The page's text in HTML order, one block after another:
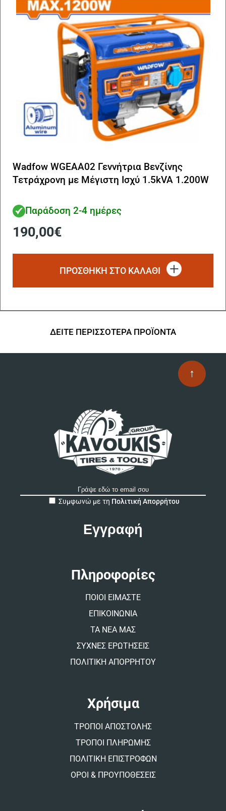
Wadfow WGEAA02 Γεννήτρια Βενζίνης
Τετράχρονη με Μέγιστη Ισχύ 1.5kVA 1.200W
Παράδοση 2-4 ημέρες
190,00€
ΠΡΟΣΘΗΚΗ ΣΤΟ ΚΑΛΑΘΙ
ΔΕΙΤΕ ΠΕΡΙΣΣΟΤΕΡΑ ΠΡΟΪΟΝΤΑ
↑
Συμφωνώ με τη Πολιτική Απορρήτου
Πληροφορίες
ΠΟΙΟΙ ΕΙΜΑΣΤΕ
ΕΠΙΚΟΙΝΩΝΙΑ
ΤΑ ΝΕΑ ΜΑΣ
ΣΥΧΝΕΣ ΕΡΩΤΗΣΕΙΣ
ΠΟΛΙΤΙΚΗ ΑΠΟΡΡΗΤΟΥ
Χρήσιμα
ΤΡΟΠΟΙ ΑΠΟΣΤΟΛΗΣ
ΤΡΟΠΟΙ ΠΛΗΡΩΜΗΣ
ΠΟΛΙΤΙΚΗ ΕΠΙΣΤΡΟΦΩΝ
ΟΡΟΙ & ΠΡΟΥΠΟΘΕΣΕΙΣ